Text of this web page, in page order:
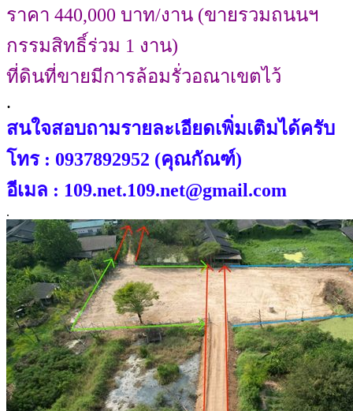
ราคา 440,000 บาท/งาน (ขายรวมถนนฯ
กรรมสิทธิ์ร่วม 1 งาน)
ที่ดินที่ขายมีการล้อมรั่วอณาเขตไว้
.
สนใจสอบถามรายละเอียดเพิ่มเติมได้ครับ
โทร : 0937892952 (คุณกัณฑ์)
อีเมล : 109.net.109.net@gmail.com
.